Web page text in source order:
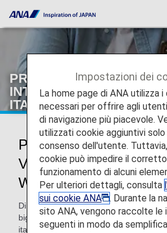
PRENOTAZIONE E
INTERNAZIONALI SUL
ITALIANO DI ANA
PRENOTAZIONE E
VOLI
WEB ITALIANO DI
Di seguito sono illustrate le linee guida
biglietti per voli internazionali e altri
italiano di ANA (sito Web di ANA).
Impostazioni dei
La home page di ANA utilizza i
necessari per offrire agli
di navigazione più piacevole.
utilizzati cookie aggiuntivi solo
consenso dell'utente.
cookie può impedire il corretto
funzionamento di alcuni
Per ulteriori dettagli, consulta
sui cookie ANA
. Durante la
sito ANA, vengono raccolte le
seguenti in modo da